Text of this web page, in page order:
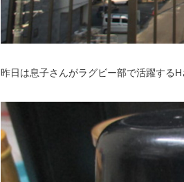
昨日は息子さんがラグビー部で活躍するH